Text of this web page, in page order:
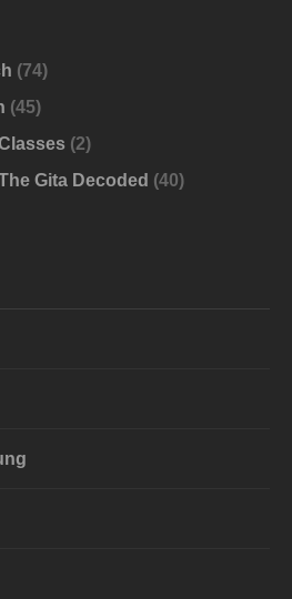
(74)
(45)
(2)
Gita Decoded (40)